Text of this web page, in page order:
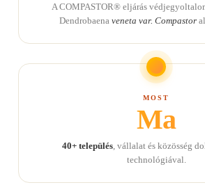
A COMPASTOR® eljárás
Dendrobaena veneta var. Compastor
MOST
Ma
40+ település, vállalat és közösség
technológiával.